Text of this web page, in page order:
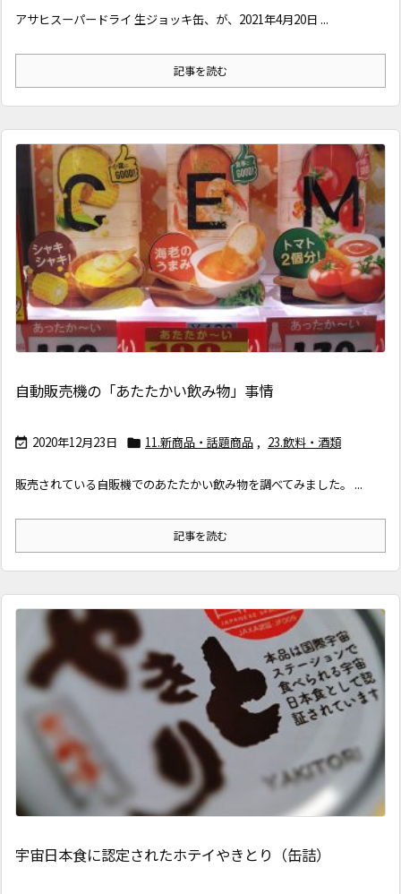
アサヒスーパードライ 生ジョッキ缶、が、2021年4月20日 ...
記事を読む
自動販売機の「あたたかい飲み物」事情
 2020年12月23日  11.新商品・話題商品 , 23.飲料・酒類
販売されている自販機でのあたたかい飲み物を調べてみました。 ...
記事を読む
宇宙日本食に認定されたホテイやきとり（缶詰）